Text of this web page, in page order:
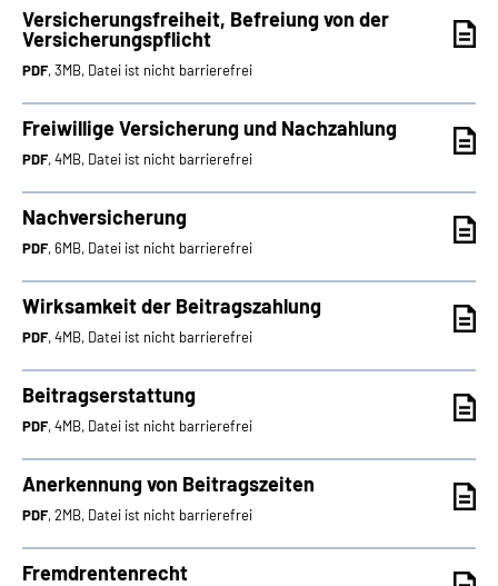
Versicherungsfreiheit, Befreiung von der
Versicherungspflicht
PDF, 3MB, Datei ist nicht barrierefrei
Freiwillige Versicherung und Nachzahlung
PDF, 4MB, Datei ist nicht barrierefrei
Nachversicherung
PDF, 6MB, Datei ist nicht barrierefrei
Wirksamkeit der Beitragszahlung
PDF, 4MB, Datei ist nicht barrierefrei
Beitragserstattung
PDF, 4MB, Datei ist nicht barrierefrei
Anerkennung von Beitragszeiten
PDF, 2MB, Datei ist nicht barrierefrei
Fremdrentenrecht